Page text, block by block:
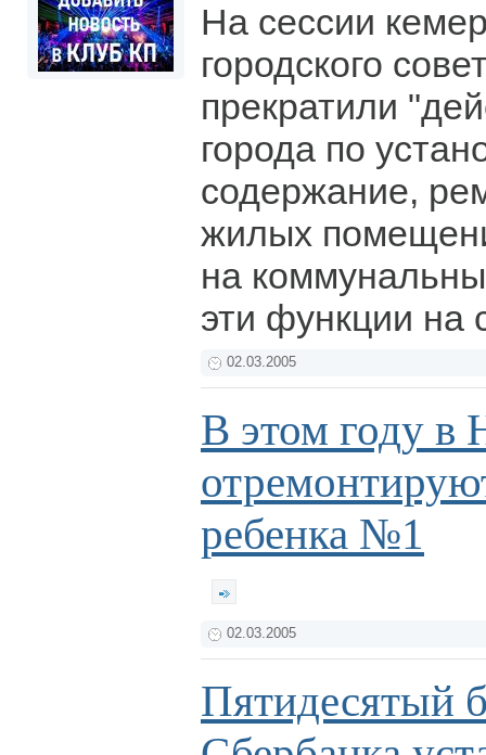
На сессии
городского
прекратили
города по
содержание,
жилых
на
эти функции на
02.03.2005
В этом году в
ребенка №1
02.03.2005
Пятидесятый